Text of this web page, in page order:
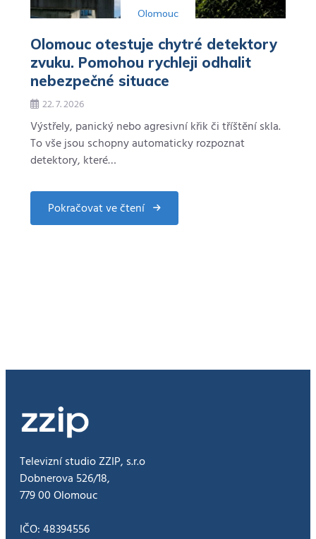
Olomouc
Olomouc otestuje chytré detektory
zvuku. Pomohou rychleji odhalit
nebezpečné situace
22. 7. 2026
Výstřely, panický nebo agresivní křik či tříštění skla.
To vše jsou schopny automaticky rozpoznat
detektory, které…
Pokračovat ve čtení
about
Olomouc
Televizní studio ZZIP, s.r.o
Dobnerova 526/18,
779 00 Olomouc
IČO: 48394556